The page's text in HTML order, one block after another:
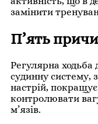
замінити
П’ять
Регулярна
судинну систему,
настрій,
контролювати
м’язів.